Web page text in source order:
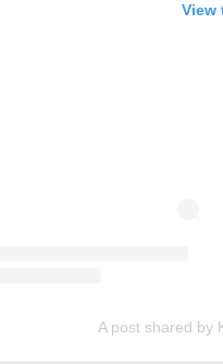
View
A post shared by